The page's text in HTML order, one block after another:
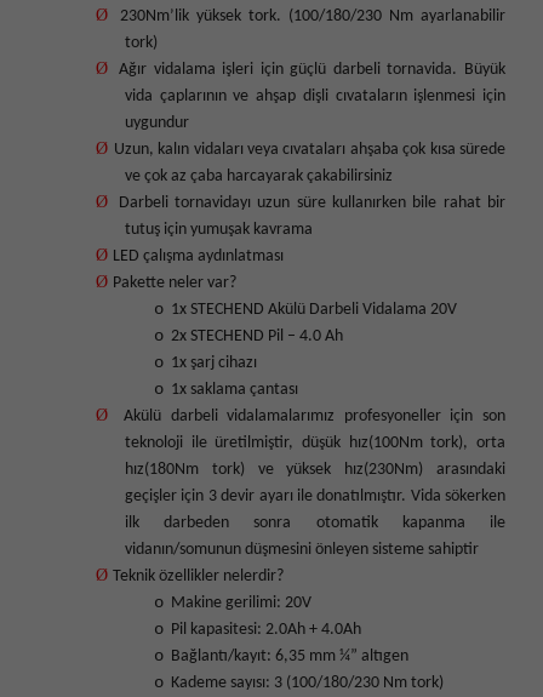
Ø
230Nm’lik yüksek tork. (100/180/230 Nm ayarlanabilir
tork)
Ø
Ağır vidalama işleri için güçlü darbeli tornavida. Büyük
vida çaplarının ve ahşap dişli cıvataların işlenmesi için
uygundur
Ø Uzun, kalın vidaları veya cıvataları ahşaba çok kısa sürede
ve çok az çaba harcayarak çakabilirsiniz
Ø
Darbeli tornavidayı uzun süre kullanırken bile rahat bir
tutuş için yumuşak kavrama
Ø LED çalışma aydınlatması
Ø Pakette neler var?
o 1x STECHEND Akülü Darbeli Vidalama 20V
o 2x STECHEND Pil – 4.0 Ah
o 1x şarj cihazı
o 1x saklama çantası
Ø
Akülü darbeli vidalamalarımız profesyoneller için son
teknoloji ile üretilmiştir, düşük hız(100Nm tork), orta
hız(180Nm tork) ve yüksek hız(230Nm) arasındaki
geçişler için 3 devir ayarı ile donatılmıştır. Vida sökerken
ilk darbeden sonra otomatik kapanma ile
vidanın/somunun düşmesini önleyen sisteme sahiptir
Ø Teknik özellikler nelerdir?
o Makine gerilimi: 20V
o Pil kapasitesi: 2.0Ah + 4.0Ah
o Bağlantı/kayıt: 6,35 mm ¼” altıgen
o Kademe sayısı: 3 (100/180/230 Nm tork)